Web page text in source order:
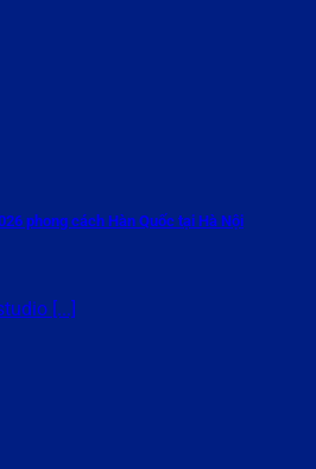
phong cách Hàn Quốc tại Hà Nội
[...]